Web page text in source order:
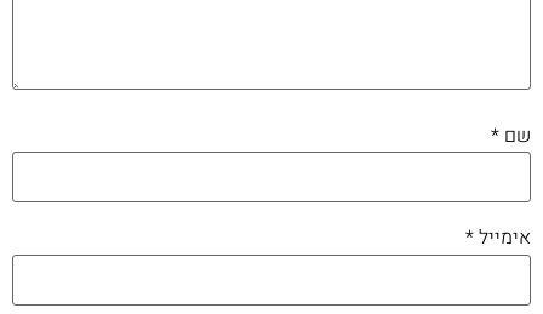
שם *
אימייל*